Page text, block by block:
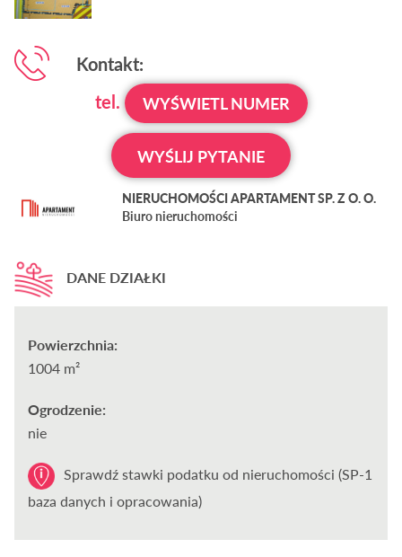
Kontakt:
tel.
WYŚWIETL NUMER
WYŚLIJ PYTANIE
NIERUCHOMOŚCI APARTAMENT SP. Z O. O.
Biuro nieruchomości
DANE DZIAŁKI
Powierzchnia:
1004 m²
Ogrodzenie:
nie
Sprawdź stawki podatku od nieruchomości (SP-1
baza danych i opracowania)